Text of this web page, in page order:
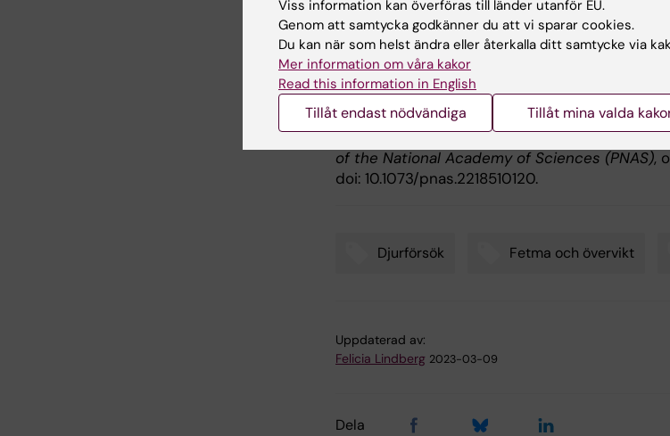
Publikation
“Time of Day Determines Post-Exercise
Adipose Tissue”
. Logan A. Pendergrast,
Ehrlich, Stephen P. Ashcroft, Milena Schönke,
Krook, Jonas T. Treebak, Lucile Dollet, Juleen
of the National Academy of Sciences (PNAS),
doi: 10.1073/pnas.2218510120.
Djurförsök Fetma och övervikt
Uppdaterad av:
Felicia Lindberg 2023-03-09
Dela
Viss information kan överföras till länder utanför EU.
Genom att samtycka godkänner du att vi sparar cookies.
Du kan när som helst ändra eller återkalla ditt samtycke via
Mer information om våra kakor
Read this information in English
Tillåt endast nödvändiga Tillåt mina valda